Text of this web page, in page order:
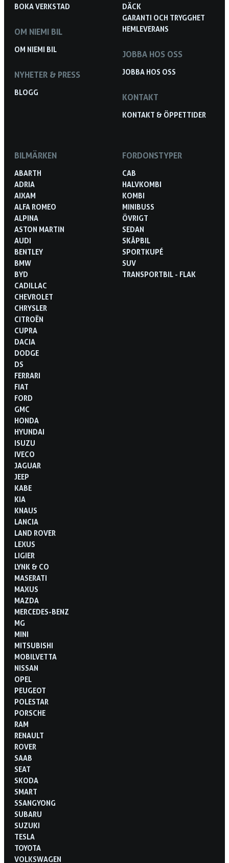
BOKA VERKSTAD
OM NIEMI BIL
OM NIEMI BIL
NYHETER & PRESS
BLOGG
DÄCK
GARANTI OCH TRYGGHET
HEMLEVERANS
JOBBA HOS OSS
JOBBA HOS OSS
KONTAKT
KONTAKT & ÖPPETTIDER
BILMÄRKEN
ABARTH
ADRIA
AIXAM
ALFA ROMEO
ALPINA
ASTON MARTIN
AUDI
BENTLEY
BMW
BYD
CADILLAC
CHEVROLET
CHRYSLER
CITROËN
CUPRA
DACIA
DODGE
DS
FERRARI
FIAT
FORD
GMC
HONDA
HYUNDAI
ISUZU
IVECO
JAGUAR
JEEP
KABE
KIA
KNAUS
LANCIA
LAND ROVER
LEXUS
LIGIER
LYNK & CO
MASERATI
MAXUS
MAZDA
MERCEDES-BENZ
MG
MINI
MITSUBISHI
MOBILVETTA
NISSAN
OPEL
PEUGEOT
POLESTAR
PORSCHE
RAM
RENAULT
ROVER
SAAB
SEAT
SKODA
SMART
SSANGYONG
SUBARU
SUZUKI
TESLA
TOYOTA
VOLKSWAGEN
FORDONSTYPER
CAB
HALVKOMBI
KOMBI
MINIBUSS
ÖVRIGT
SEDAN
SKÅPBIL
SPORTKUPÉ
SUV
TRANSPORTBIL - FLAK